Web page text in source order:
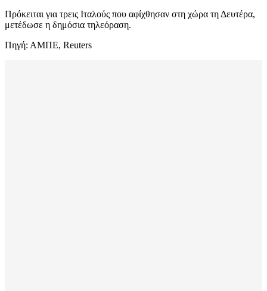
Πρόκειται για τρεις Ιταλούς που αφίχθησαν στη χώρα τη Δευτέρα,
μετέδωσε η δημόσια τηλεόραση.
Πηγή: ΑΜΠΕ, Reuters